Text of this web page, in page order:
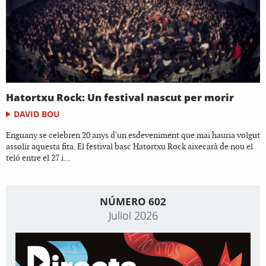
Hatortxu Rock: Un festival nascut per morir
DAVID BOU
Enguany se celebren 20 anys d'un esdeveniment que mai hauria volgut
assolir aquesta fita. El festival basc Hatortxu Rock aixecarà de nou el
teló entre el 27 i...
NÚMERO 602
Juliol 2026